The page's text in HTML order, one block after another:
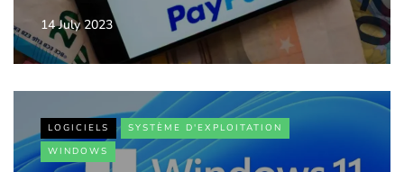
14 July 2023
LOGICIELS
SYSTÈME D'EXPLOITATION
WINDOWS